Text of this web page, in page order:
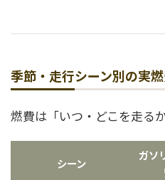
季節・走行シーン別の実
燃費は「いつ・どこを走る
シーン
ガソ